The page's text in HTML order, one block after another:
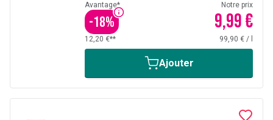
Avantage*
-18%
Notre prix
9,99 €
12,20 €** 99,90 € /
Ajouter